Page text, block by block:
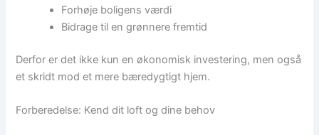
Forhøje boligens værdi
Bidrage til en grønnere fremtid
Derfor er det ikke kun en økonomisk investering, men også
et skridt mod et mere bæredygtigt hjem.
Forberedelse: Kend dit loft og dine behov